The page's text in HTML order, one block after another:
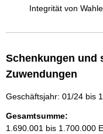
Integrität von
Schenkungen und
Zuwendungen
Geschäftsjahr: 01/24 bis
Gesamtsumme:
1.690.001 bis 1.700.000